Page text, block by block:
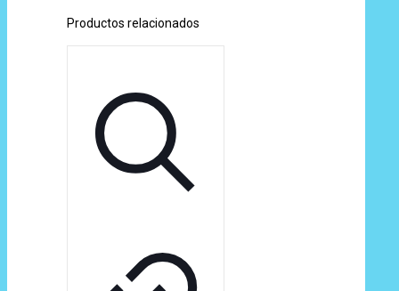
Productos relacionados